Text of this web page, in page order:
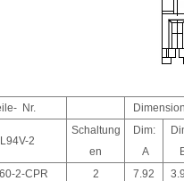
Nr.
2
Schaltung
en
Dim:
A
2-CPR 2 7.92